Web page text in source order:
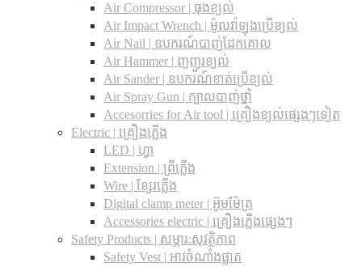
Air Compressor | ធុងខ្យល់
Air Impact Wrench | ម៉ូលវ៉ាឡុងប្រើខ្យល់
Air Nail | ឧបករណ៍បាញ់ដែកគោល
Air Hammer | ញញួរខ្យល់
Air Sander | ឧបករណ៍ខាត់ប្រើខ្យល់
Air Spray Gun | ក្បាលបាញ់ថ្នាំ
Accesorries for Air tool | គ្រឿងខ្យល់ផ្សេងៗទៀត
Electric | គ្រឿងភ្លើង
LED | ហ្វា
Extension | ព្រីភ្លើង
Wire | ខ្សែរភ្លើង
Digital clamp meter | អ៊ូមម៉ែត្រ
Accessories electric | គ្រឿងភ្លើងផ្សេងៗ
Safety Products | សម្ភារ:សុវត្ថិភាព
Safety Vest | អាវចំណាំងផ្លាត